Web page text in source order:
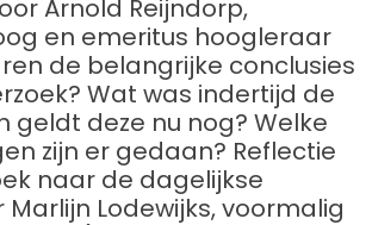
Arnold Reijndorp,
en emeritus hoogleraar
de belangrijke conclusies
Wat was indertijd de
geldt deze nu nog? Welke
zijn er gedaan? Reflectie
naar de dagelijkse
Lodewijks, voormalig